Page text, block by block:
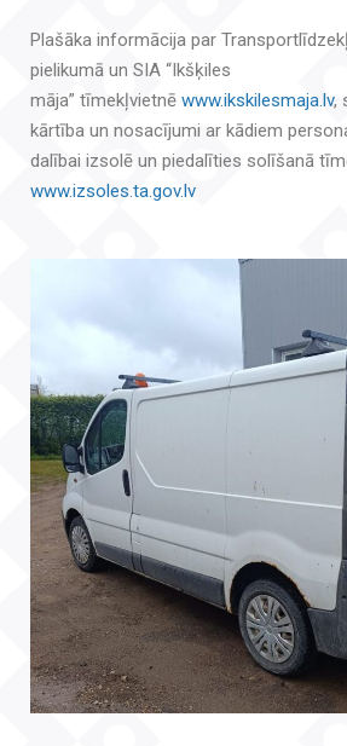
Plašāka informācija par
pielikumā un SIA “Ikšķiles
māja” tīmekļvietnē www.ikskilesmaja.lv,
kārtība un nosacījumi ar kādiem
dalībai izsolē un piedalīties solīšanā
www.izsoles.ta.gov.lv